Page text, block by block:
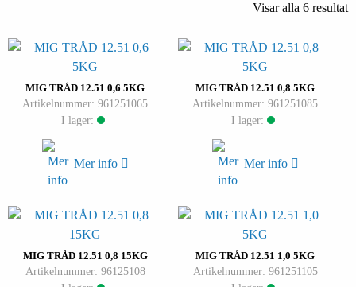
Visar alla 6 resultat
MIG TRÅD 12.51 0,6 5KG
Artikelnummer: 961251065
I lager:
Mer info
MIG TRÅD 12.51 0,8 5KG
Artikelnummer: 961251085
I lager:
Mer info
MIG TRÅD 12.51 0,8 15KG
Artikelnummer: 96125108
MIG TRÅD 12.51 1,0 5KG
Artikelnummer: 961251105